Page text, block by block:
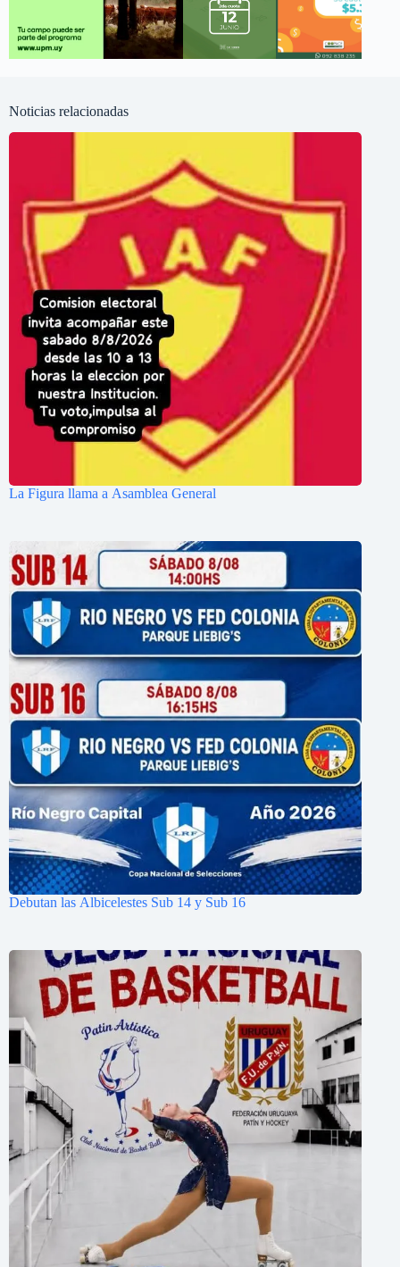
Noticias relacionadas
La Figura llama a Asamblea General
Debutan las Albicelestes Sub 14 y Sub 16